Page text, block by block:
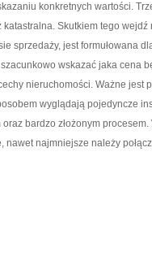
konkretnych wartości.
Skutkiem tego
sprzedaży, jest formułowana
wskazać jaka cena
nieruchomości. Ważne jest
wyglądają pojedyncze
bardzo złożonym
nawet najmniejsze należy